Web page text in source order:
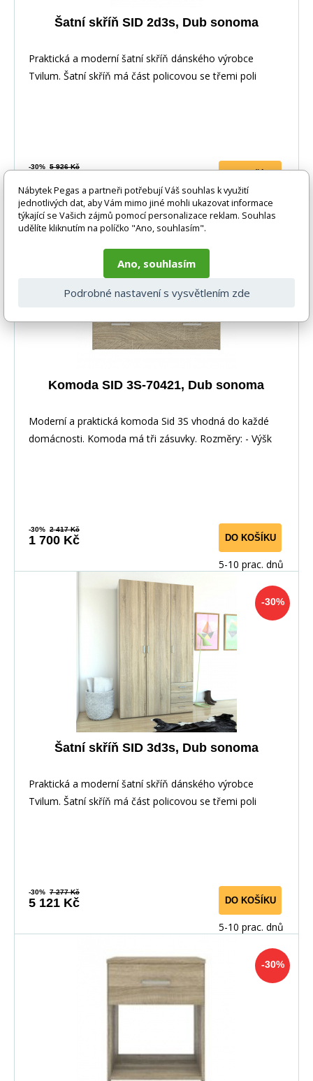
Šatní skříň SID 2d3s, Dub sonoma
Praktická a moderní šatní skříň dánského výrobce
Tvilum. Šatní skříň má část policovou se třemi poli
-30% 5 926 Kč
5-10 prac. dnů
Komoda SID 3S-70421, Dub sonoma
Moderní a praktická komoda Sid 3S vhodná do každé
domácnosti. Komoda má tři zásuvky. Rozměry: - Výšk
-30% 2 417 Kč
1 700 Kč DO KOŠÍKU
5-10 prac. dnů
-30%
Šatní skříň SID 3d3s, Dub sonoma
Praktická a moderní šatní skříň dánského výrobce
Tvilum. Šatní skříň má část policovou se třemi poli
-30% 7 277 Kč
5 121 Kč DO KOŠÍKU
5-10 prac. dnů
-30%
Nábytek Pegas a partneři potřebují Váš souhlas k využití
jednotlivých dat, aby Vám mimo jiné mohli ukazovat informace
týkající se Vašich zájmů pomocí personalizace reklam. Souhlas
udělíte kliknutím na políčko "Ano, souhlasím".
Ano, souhlasím
Podrobné nastavení s vysvětlením zde